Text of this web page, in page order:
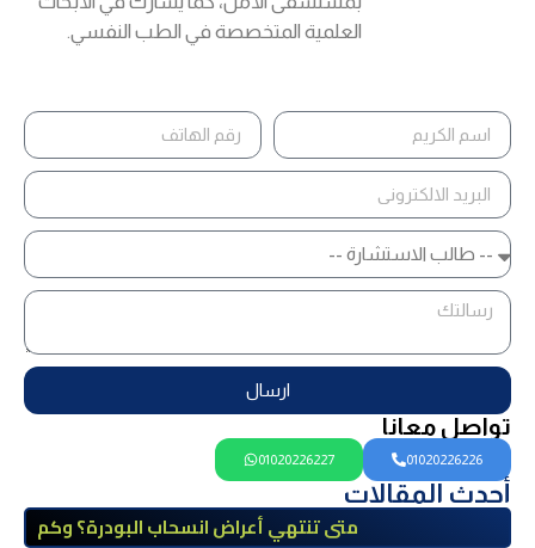
العلمية المتخصصة في الطب النفسي.
ارسال
تواصل معانا
01020226226
01020226227
أحدث المقالات
متى تنتهي أعراض انسحاب البودرة؟ وكم